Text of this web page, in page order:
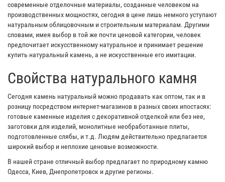
современные отделочные материалы, созданные человеком на
производственных мощностях, сегодня в цене лишь немного уступают
натуральным облицовочным и строительным материалам. Другими
словами, имея выбор в той же почти ценовой категории, человек
предпочитает искусственному натуральное и принимает решение
купить натуральный камень, а не искусственные его имитации.
Свойства натурального камня
Сегодня камень натуральный можно продавать как оптом, так и в
розницу посредством интернет-магазинов в разных своих ипостасях:
готовые каменные изделия с декоративной отделкой или без нее,
заготовки для изделий, монолитные необработанные плиты,
подготовленные слябы, и т.д. Людям действительно предлагается
широкий выбор и неплохие ценовые возможности.
В нашей стране отличный выбор предлагает по природному камню
Одесса, Киев, Днепропетровск и другие регионы.